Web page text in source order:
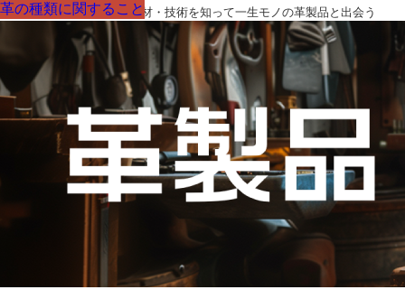
革製品の部品の呼び名・素材・技術を知って一生モノの革製品と出会う
革の種類に関すること
革の種類に関すること
革の種類に関すること
革の種類に関すること
革の種類に関すること
革の種類に関すること
革の種類に関すること